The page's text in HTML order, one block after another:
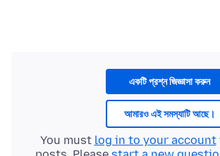
একটি প্রশ্ন জিজ্ঞাসা করুন
আমারও এই সমস্যাটি আছে।
You must log in to your account